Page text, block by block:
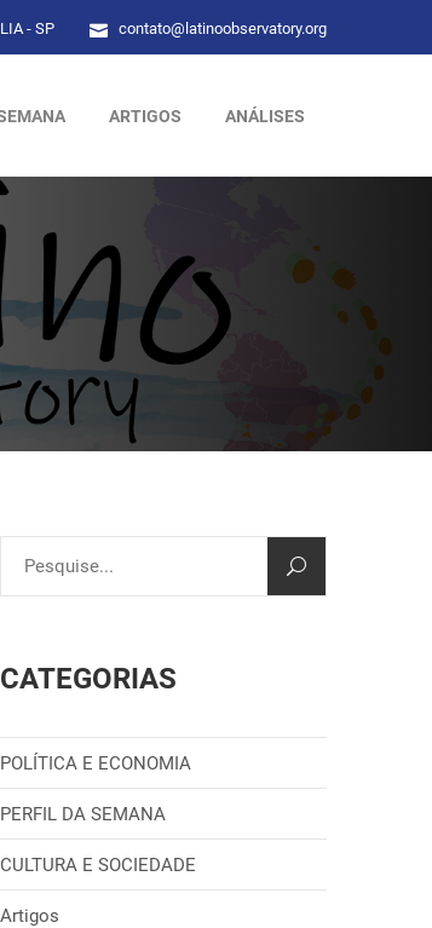
- SP contato@latinoobservatory.org
ARTIGOS ANÁLISES
CATEGORIAS
POLÍTICA E ECONOMIA
PERFIL DA SEMANA
CULTURA E SOCIEDADE
Artigos